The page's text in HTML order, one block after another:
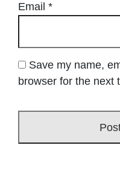
Email *
Save my name,
browser for the next